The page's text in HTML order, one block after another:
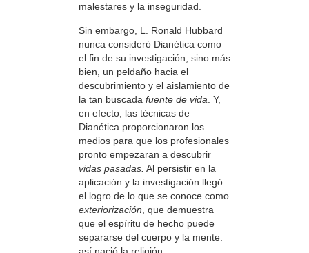
malestares y la inseguridad.
Sin embargo, L. Ronald Hubbard
nunca consideró Dianética como
el fin de su investigación, sino más
bien, un peldaño hacia el
descubrimiento y el aislamiento de
la tan buscada fuente de vida . Y,
en efecto, las técnicas de
Dianética proporcionaron los
medios para que los profesionales
pronto empezaran a descubrir
vidas pasadas. Al persistir en la
aplicación y la investigación llegó
el logro de lo que se conoce como
exteriorización , que demuestra
que el espíritu de hecho puede
separarse del cuerpo y la mente:
así nació la religión